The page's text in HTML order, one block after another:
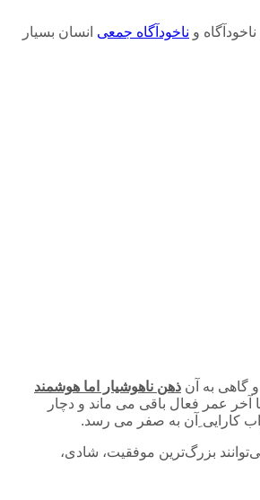
و ناخودآگاه جمعی انسان بسیار
گاهی به آن ذهن ناهوشیار اما هوشمند
عمر فعال باقی می ماند و دچار
کارایی ِآن به صفر می رسد.
بزرگ‌ترین موفقیت، شادی،